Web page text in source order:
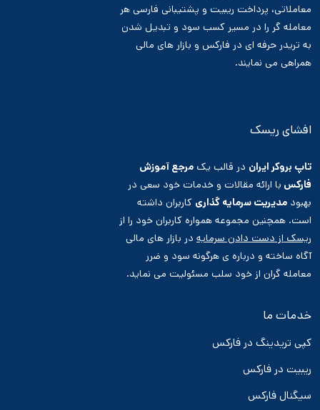
معاملاتی، پرداخت ریبیت و پشتیبانی فارسی هر
معامله گر را در مسیر کسب سود و تبدیل شدن
به تریدر حرفه ای در فارکس و بازار های مالی
همراهی می نمایند.
افشای ریسک
تاپ بروکر ایران در قالب یک مرجع آموزش
فارکس با ارائه مقالات و خدمات خود سعی در
بهبود مدیریت سرمایه گذاری کاربران داشته
است. همچنین مجموعه همواره کاربران خود را از
ریسک از دست دادن سرمایه در بازار های مالی
آگاه ساخته و درباره ی هرگونه سود و ضرر
معامله گران از خود سلب مسئولیت می نماید.
خدمات ما
کپی تریدینگ در فارکس
ریبیت در فارکس
سیگنال فارکس